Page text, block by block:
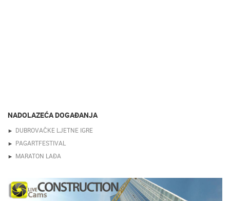
NADOLAZEĆA DOGAĐANJA
DUBROVAČKE LJETNE IGRE
PAGARTFESTIVAL
MARATON LAĐA